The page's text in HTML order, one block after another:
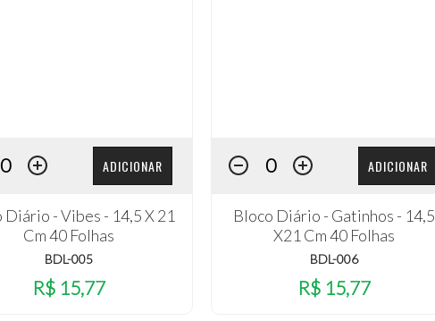
ADICIONAR
Diário - Vibes - 14,5 X 21
Cm 40 Folhas
BDL-005
R$ 15,77
ADICIONAR
Bloco Diário - Gatinhos - 14,5
X21 Cm 40 Folhas
BDL-006
R$ 15,77